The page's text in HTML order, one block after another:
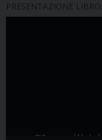
PRESENTAZIONE